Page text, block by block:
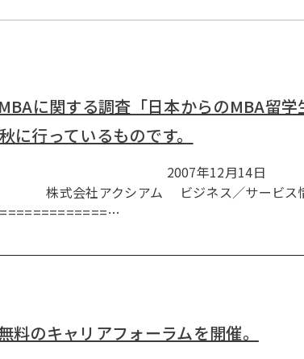
に関する調査「日本からのMBA留
行っているものです。
ース 2007年12月14日
ジネス／サービス情
のキャリアフォーラムを開催。